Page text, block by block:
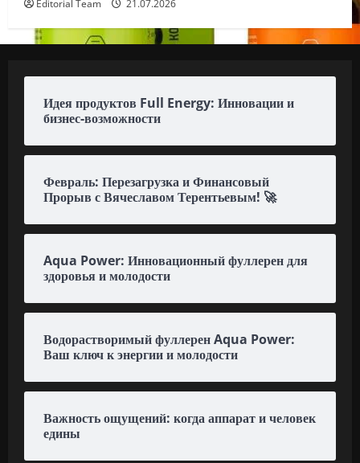
Editorial Team 21.07.2026
Идея продуктов Full Energy: Инновации и
бизнес-возможности
Февраль: Перезагрузка и Финансовый
Прорыв с Вячеславом Терентьевым! 🚀
Aqua Power: Инновационный фуллерен для
здоровья и молодости
Водорастворимый фуллерен Aqua Power:
Ваш ключ к энергии и молодости
Важность ощущений: когда аппарат и человек
едины